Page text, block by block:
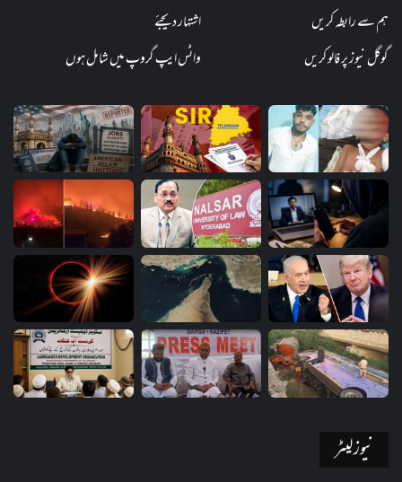
ہم سے رابطہ کریں
اشتہار دیجئے
گوگل نیوز پر فالو کریں
واٹس ایپ گروپ میں شامل ہوں
نیوز لیٹر